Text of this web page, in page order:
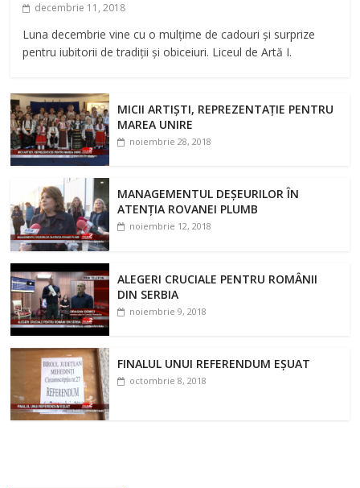
decembrie 11, 2018
Luna decembrie vine cu o mulțime de cadouri și surprize
pentru iubitorii de tradiții și obiceiuri. Liceul de Artă I.
MICII ARTIȘTI, REPREZENTAȚIE PENTRU
MAREA UNIRE
noiembrie 28, 2018
MANAGEMENTUL DEȘEURILOR ÎN
ATENȚIA ROVANEI PLUMB
noiembrie 12, 2018
ALEGERI CRUCIALE PENTRU ROMÂNII
DIN SERBIA
noiembrie 9, 2018
FINALUL UNUI REFERENDUM EȘUAT
octombrie 8, 2018